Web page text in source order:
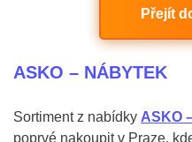
Přejít
ASKO – NÁBYTEK
Sortiment z nabídky ASKO
poprvé nakoupit v Praze,